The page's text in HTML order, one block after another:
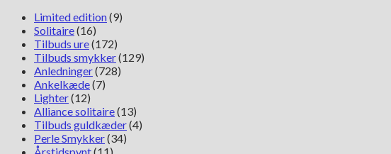
Limited edition(9)
Solitaire(16)
Tilbuds ure(172)
Tilbuds smykker(129)
Anledninger(728)
Ankelkæde(7)
Lighter(12)
Alliance solitaire(13)
Tilbuds guldkæder(4)
Perle Smykker(34)